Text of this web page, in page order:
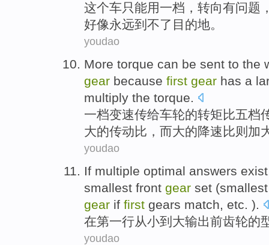
这个车只能用一档 ， 转向有问题
好像永远到 不了 目的地。
youdao
More torque can be sent to the
gear because first gear has a
multiply the torque.
一档变速传给车轮的转矩比五档
大的传动比 ，而大的降速比则 加
youdao
If multiple optimal answers
smallest front gear set
gear if first gears match, etc. ).
在第一行从小到大输出前齿轮的
youdao